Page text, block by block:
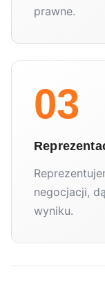
prawne.
03
negocjacji,
wyniku.